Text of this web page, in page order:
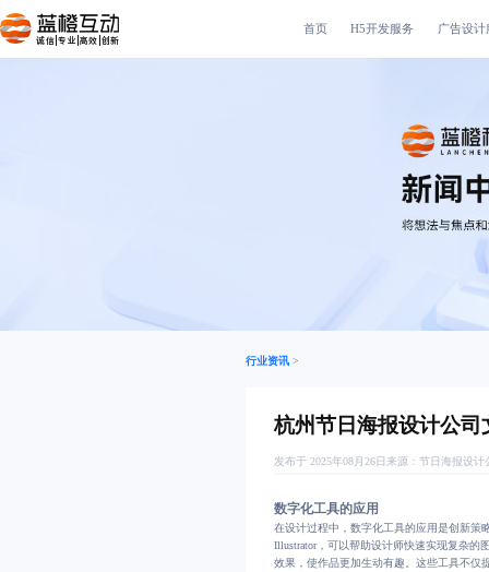
诚信|专业|高效|创新
首页 H5开发服务 广告设计
行业资讯 >
杭州节日海报设计公
发布于 2025年08月26日来源：节日海报设计
数字化工具的应用
在设计过程中，数字化工具的应用是创新策
Illustrator，可以帮助设计师快速实现复杂的
效果，使作品更加生动有趣。这些工具不仅